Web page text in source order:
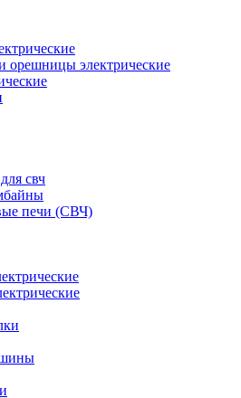
орешницы электрические
свч
печи (СВЧ)